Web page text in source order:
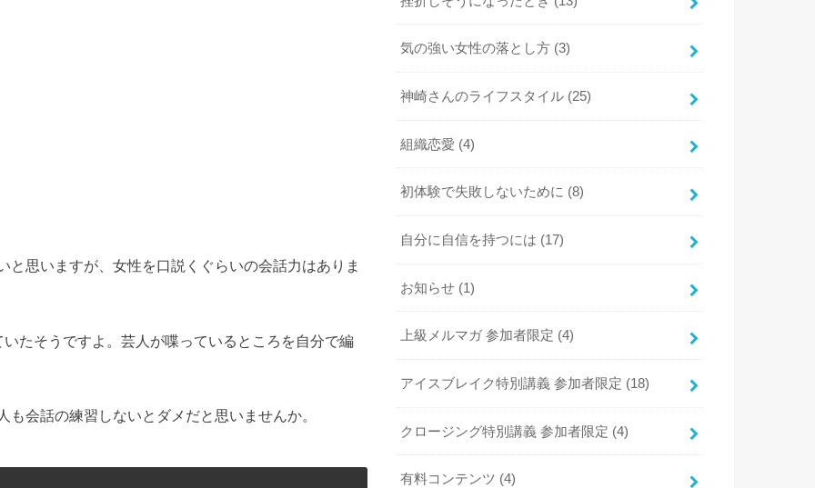
思いますが、女性を口説くぐらいの会話力はありま
たそうですよ。芸人が喋っているところを自分で編
会話の練習しないとダメだと思いませんか。
気の強い女性の落とし方 (3)
神崎さんのライフスタイル (25)
組織恋愛 (4)
初体験で失敗しないために (8)
自分に自信を持つには (17)
お知らせ (1)
上級メルマガ 参加者限定 (4)
アイスブレイク特別講義 参加者限定 (18)
クロージング特別講義 参加者限定 (4)
有料コンテンツ (4)